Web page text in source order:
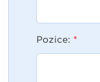
Pozice: *